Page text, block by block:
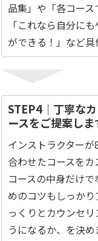
品集」や「各コース
「これなら自分に
ができる！」など具
STEP4｜丁寧な
ースをご提案しま
インストラクター
合わせたコースをカ
コースの中身だけ
めのコツもしっか
っくりとカウンセ
うになるか、を決め